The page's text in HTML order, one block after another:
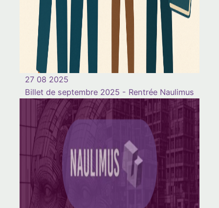
27 08 2025
Billet de septembre 2025 - Rentrée Naulimus